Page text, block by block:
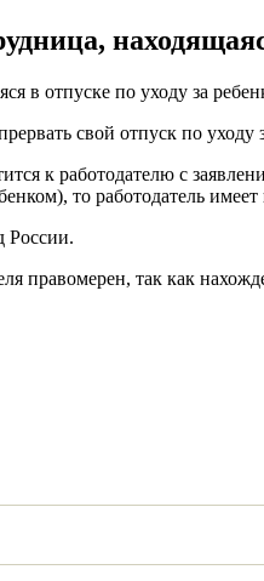
в отпуске по уходу за
свой отпуск по
к работодателю с
то работодатель
России.
правомерен, так как